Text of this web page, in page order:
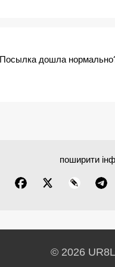
Посылка дошла
поширити
© 2026